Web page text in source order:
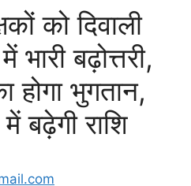
को दिवाली
बढ़ोत्तरी,
होगा भुगतान,
बढ़ेगी राशि